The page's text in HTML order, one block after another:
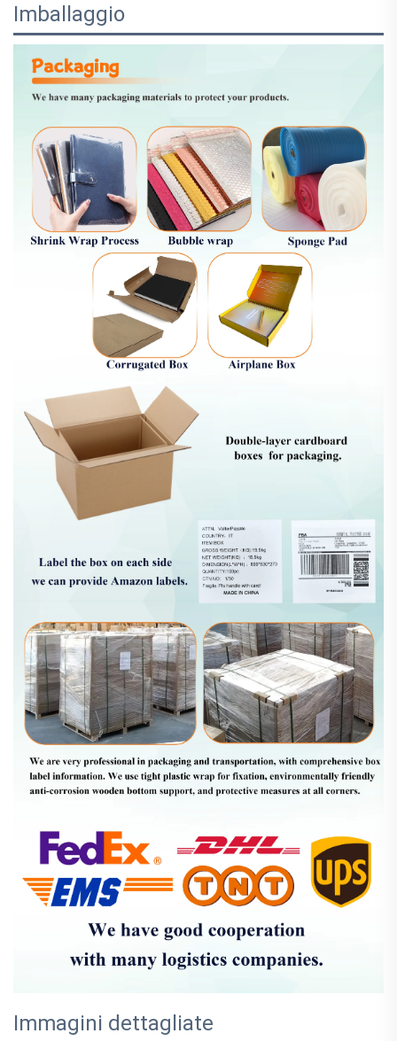
Imballaggio
Immagini dettagliate